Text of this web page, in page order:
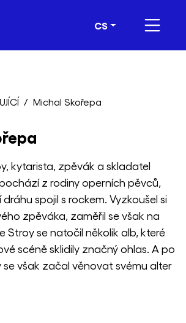
CS
Michal Skořepa
kytarista, zpěvák a skladatel
z rodiny operních pěvců,
spojil s rockem. Vyzkoušel si
zpěváka, zaměřil se však na
Stroy se natočil několik alb, které
scéně sklidily značný ohlas. A po
však začal věnovat svému alter